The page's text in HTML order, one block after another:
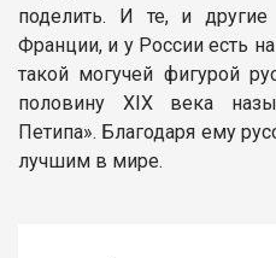
поделить. И те, и
Франции, и у России есть
такой могучей фигурой
половину XIX века
Петипа». Благодаря ему
лучшим в мире.